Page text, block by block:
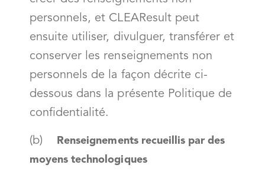
personnels, et CLEAResult peut
ensuite utiliser, divulguer, transférer et
conserver les renseignements non
personnels de la façon décrite ci-
dessous dans la présente Politique de
confidentialité.
(b)
Renseignements recueillis par des
moyens technologiques